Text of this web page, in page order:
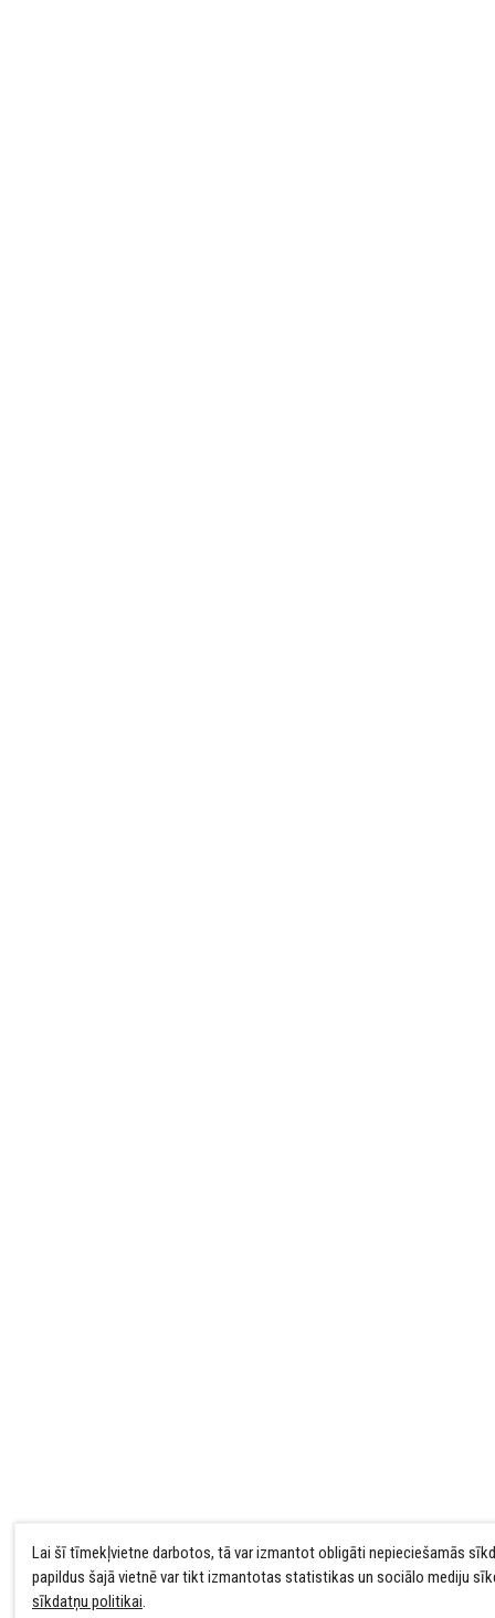
Lai šī tīmekļvietne darbotos, tā var izmantot obligāti nepieciešamās
papildus šajā vietnē var tikt izmantotas statistikas un sociālo mediju
sīkdatņu politikai